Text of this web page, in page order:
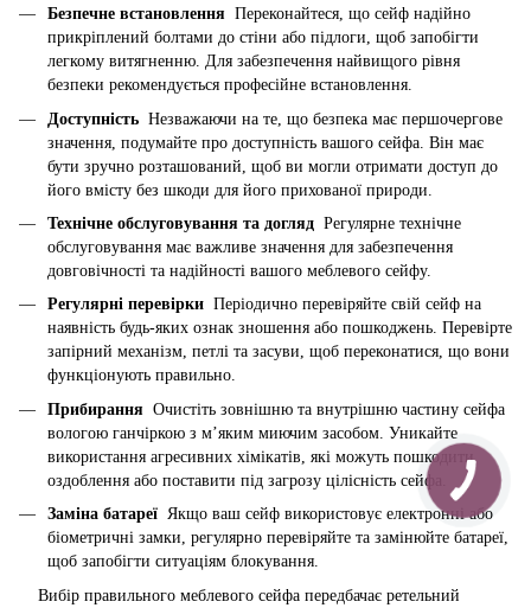
Безпечне встановлення Переконайтеся, що сейф надійно
прикріплений болтами до стіни або підлоги, щоб запобігти
легкому витягненню. Для забезпечення найвищого рівня
безпеки рекомендується професійне встановлення.
Доступність Незважаючи на те, що безпека має першочергове
значення, подумайте про доступність вашого сейфа. Він має
бути зручно розташований, щоб ви могли отримати доступ до
його вмісту без шкоди для його прихованої природи.
Технічне обслуговування та догляд Регулярне технічне
обслуговування має важливе значення для забезпечення
довговічності та надійності вашого меблевого сейфу.
Регулярні перевірки Періодично перевіряйте свій сейф на
наявність будь-яких ознак зношення або пошкоджень. Перевірте
запірний механізм, петлі та засуви, щоб переконатися, що вони
функціонують правильно.
Прибирання Очистіть зовнішню та внутрішню частину сейфа
вологою ганчіркою з м’яким миючим засобом. Уникайте
використання агресивних хімікатів, які можуть пошкодити
оздоблення або поставити під загрозу цілісність сейфа.
Заміна батареї Якщо ваш сейф використовує електронні або
біометричні замки, регулярно перевіряйте та замінюйте батареї,
щоб запобігти ситуаціям блокування.
Вибір правильного меблевого сейфа передбачає ретельний